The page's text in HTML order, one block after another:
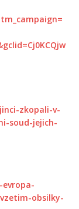
zkopali-v-
soud-jejich-
obsilky-